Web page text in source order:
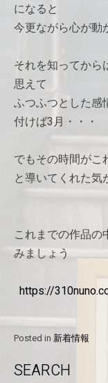
になると
今更ながら心が動
それを知ってから
思えて
ふつふつとした感
付けば3月・・・
でもその時間がこ
と導いてくれた気
これまでの作品の
みましょう
https://
Posted in 新着情報
SEARCH